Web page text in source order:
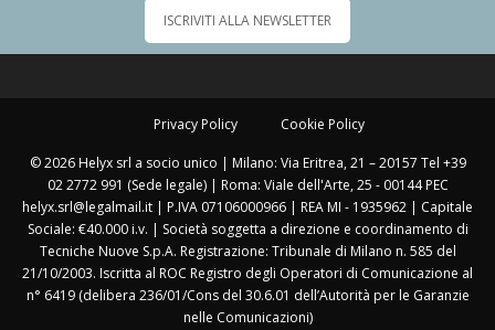
ISCRIVITI ALLA NEWSLETTER
Privacy Policy Cookie Policy
© 2026 Helyx srl a socio unico | Milano: Via Eritrea, 21 – 20157 Tel +39
02 2772 991 (Sede legale) | Roma: Viale dell'Arte, 25 - 00144 PEC
helyx.srl@legalmail.it | P.IVA 07106000966 | REA MI - 1935962 | Capitale
Sociale: €40.000 i.v. | Società soggetta a direzione e coordinamento di
Tecniche Nuove S.p.A. Registrazione: Tribunale di Milano n. 585 del
21/10/2003. Iscritta al ROC Registro degli Operatori di Comunicazione al
n° 6419 (delibera 236/01/Cons del 30.6.01 dell’Autorità per le Garanzie
nelle Comunicazioni)